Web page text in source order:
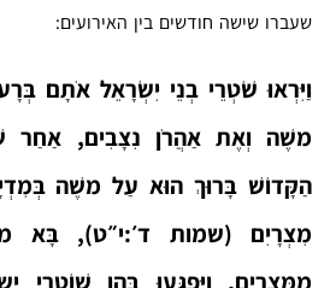
שעברו שישה חודשים בין האירועים:
וַיִּרְאוּ שֹׁטְרֵי בְנֵי יִשְׂרָאֵל אֹתָם
משֶׁה וְאֶת אַהֲרֹן נִצָבִים, אַחַר
הַקָּדוֹשׁ בָּרוּךְ הוּא עַל משֶׁה
מִצְרָיִם (שמות ד׳:י״ט), בָּא